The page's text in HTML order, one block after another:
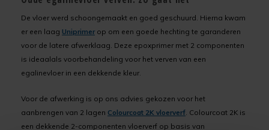
De vloer werd schoongemaakt en goed geschuurd. Hierna kwam
er een laag Uniprimerop om een goede hechting te garanderen
voor de latere afwerklaag. Deze epoxprimer met 2 componenten
is ideaalals voorbehandeling voor het verven van een
egalinevloer in een dekkende kleur.
Voor de afwerking is op ons advies gekozen voor het
aanbrengen van 2 lagen Colourcoat 2K vloerverf. Colourcoat 2K is
een dekkende 2-componenten vloerverf op basis van